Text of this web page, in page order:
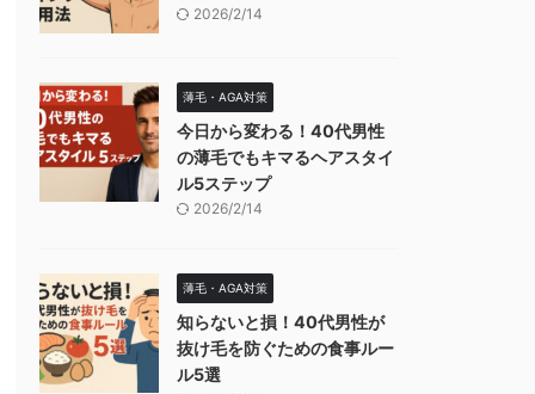
2026/2/14
薄毛・AGA対策
今日から変わる！40代男性
の薄毛でもキマるヘアスタイ
ル5ステップ
2026/2/14
薄毛・AGA対策
知らないと損！40代男性が
抜け毛を防ぐための食事ルー
ル5選